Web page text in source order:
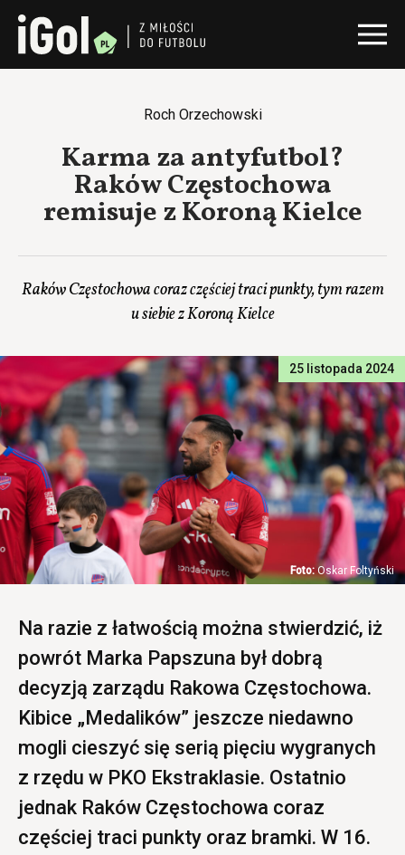
Roch Orzechowski
Karma za antyfutbol?
Raków Częstochowa
remisuje z Koroną Kielce
Raków Częstochowa coraz częściej traci punkty, tym razem
u siebie z Koroną Kielce
25 listopada 2024
Oskar Foltyński
Na razie z łatwością można stwierdzić, iż
powrót Marka Papszuna był dobrą
decyzją zarządu Rakowa Częstochowa.
Kibice „Medalików” jeszcze niedawno
mogli cieszyć się serią pięciu wygranych
z rzędu w PKO Ekstraklasie. Ostatnio
jednak Raków Częstochowa coraz
częściej traci punkty oraz bramki. W 16.